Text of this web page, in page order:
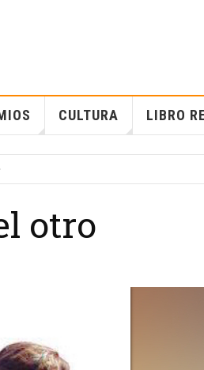
CULTURA LIBRO
otro